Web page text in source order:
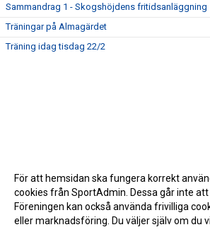
Sammandrag 1 - Skogshöjdens fritidsanläggning
Träningar på Almagärdet
Träning idag tisdag 22/2
För att hemsidan ska fungera korrekt
cookies från SportAdmin. Dessa går inte att
Föreningen kan också använda frivilliga
eller marknadsföring. Du väljer själv om du